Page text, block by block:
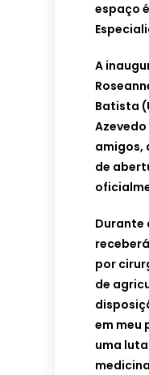
espaço
A
Batista
amigos,
de
Durante
por
de
em meu
uma